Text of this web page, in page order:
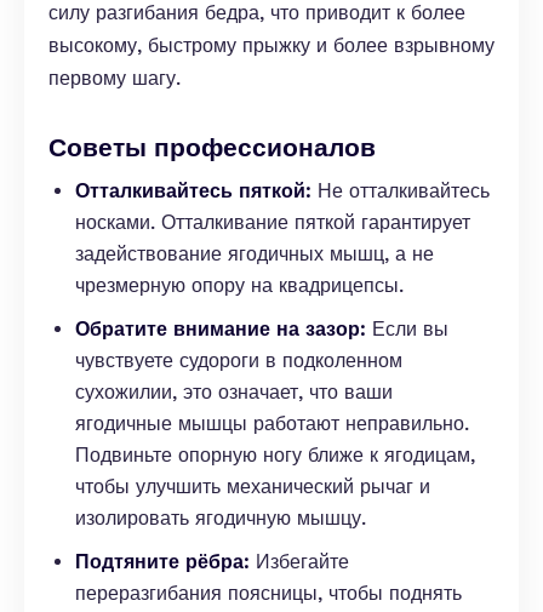
силу разгибания бедра, что приводит к более
высокому, быстрому прыжку и более взрывному
первому шагу.
Советы профессионалов
Отталкивайтесь пяткой: Не отталкивайтесь
носками. Отталкивание пяткой гарантирует
задействование ягодичных мышц, а не
чрезмерную опору на квадрицепсы.
Обратите внимание на зазор: Если вы
чувствуете судороги в подколенном
сухожилии, это означает, что ваши
ягодичные мышцы работают неправильно.
Подвиньте опорную ногу ближе к ягодицам,
чтобы улучшить механический рычаг и
изолировать ягодичную мышцу.
Подтяните рёбра: Избегайте
переразгибания поясницы, чтобы поднять